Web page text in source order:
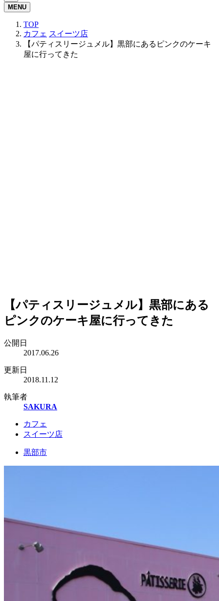
MENU
TOP
カフェ スイーツ店
【パティスリージュメル】黒部にあるピンクのケーキ
屋に行ってきた
【パティスリージュメル】黒部にある
ピンクのケーキ屋に行ってきた
公開日
2017.06.26
更新日
2018.11.12
執筆者
SAKURA
カフェ
スイーツ店
黒部市